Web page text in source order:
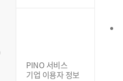
PINO 서비스
기업 이용자 정보